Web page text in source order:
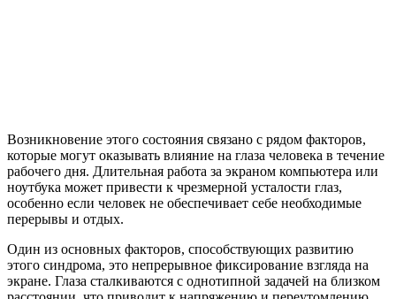
Возникновение этого состояния связано с рядом факторов,
которые могут оказывать влияние на глаза человека в течение
рабочего дня. Длительная работа за экраном компьютера или
ноутбука может привести к чрезмерной усталости глаз,
особенно если человек не обеспечивает себе необходимые
перерывы и отдых.
Один из основных факторов, способствующих развитию
этого синдрома, это непрерывное фиксирование взгляда на
экране. Глаза сталкиваются с однотипной задачей на близком